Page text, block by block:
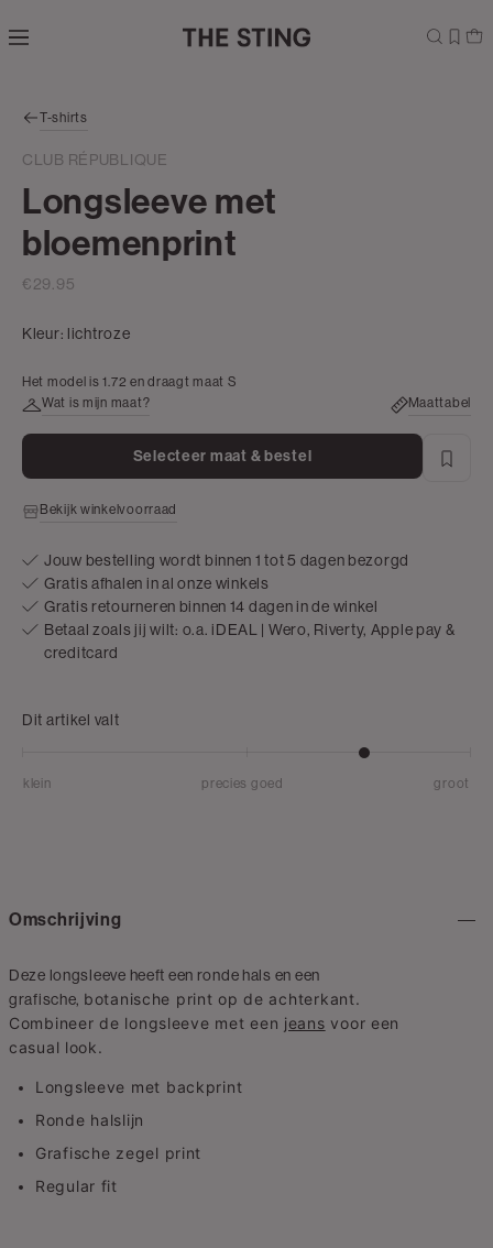
direct naar
zoekbalk
naar de
footer
T-shirts
CLUB RÉPUBLIQUE
Longsleeve met
bloemenprint
€29.95
Kleur: lichtroze
Het model is 1.72 en draagt maat S
Wat is mijn maat?
Maattabel
Selecteer maat & bestel
Bekijk winkelvoorraad
Jouw bestelling wordt binnen 1 tot 5 dagen bezorgd
Gratis afhalen in al onze winkels
Gratis retourneren binnen 14 dagen in de winkel
Betaal zoals jij wilt: o.a. iDEAL | Wero, Riverty, Apple pay &
creditcard
Dit artikel valt
klein precies goed groot
Omschrijving
Deze longsleeve heeft een ronde hals en een
grafische, botanische print op de achterkant.
Combineer de longsleeve met een jeans voor een
casual look.
Longsleeve met backprint
Ronde halslijn
Grafische zegel print
Regular fit